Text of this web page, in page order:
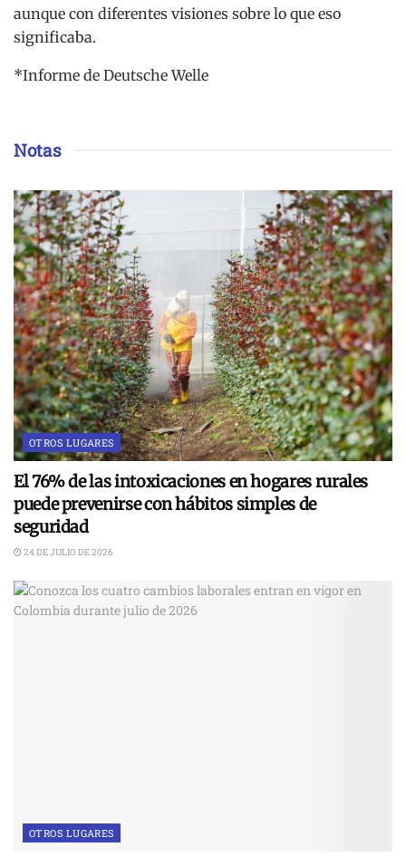
aunque con diferentes visiones sobre lo que eso
significaba.
*Informe de Deutsche Welle
Notas
OTROS LUGARES
El 76% de las intoxicaciones en hogares rurales
puede prevenirse con hábitos simples de
seguridad
24 DE JULIO DE 2026
OTROS LUGARES